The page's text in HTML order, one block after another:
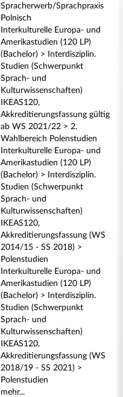
Spracherwerb/Sprachpraxis
Polnisch
Interkulturelle Europa- und
Amerikastudien (120 LP)
(Bachelor) > Interdisziplin.
Studien (Schwerpunkt
Sprach- und
Kulturwissenschaften)
IKEAS120,
Akkreditierungsfassung gültig
ab WS 2021/22 > 2.
Wahlbereich Polenstudien
Interkulturelle Europa- und
Amerikastudien (120 LP)
(Bachelor) > Interdisziplin.
Studien (Schwerpunkt
Sprach- und
Kulturwissenschaften)
IKEAS120,
Akkreditierungsfassung (WS
2014/15 - SS 2018) >
Polenstudien
Interkulturelle Europa- und
Amerikastudien (120 LP)
(Bachelor) > Interdisziplin.
Studien (Schwerpunkt
Sprach- und
Kulturwissenschaften)
IKEAS120,
Akkreditierungsfassung (WS
2018/19 - SS 2021) >
Polenstudien
mehr...